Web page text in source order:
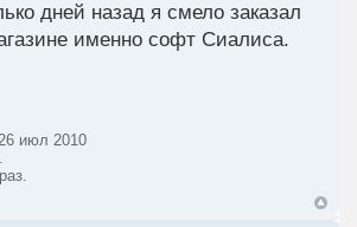
дней назад я смело заказал
именно софт Сиалиса.
июл 2010
раз.